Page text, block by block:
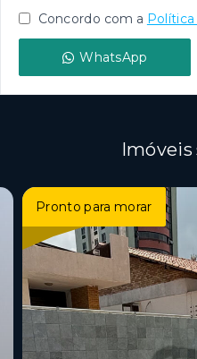
Concordo com a
WhatsApp
Pronto para morar